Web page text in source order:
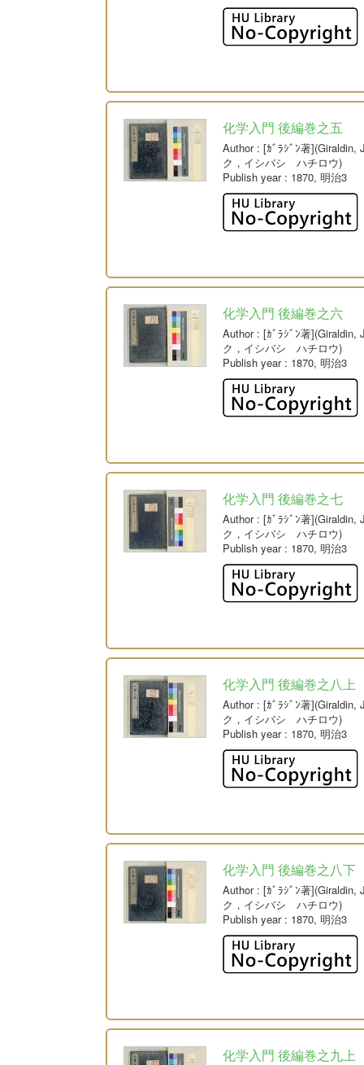
化学入門 後編巻之五
Author: [ｶﾞﾗｼﾞﾝ著](Giraldin,
ク，イシバシ ハチロウ)
Publish year: 1870, 明治3
化学入門 後編巻之六
Author: [ｶﾞﾗｼﾞﾝ著](Giraldin,
ク，イシバシ ハチロウ)
Publish year: 1870, 明治3
化学入門 後編巻之七
Author: [ｶﾞﾗｼﾞﾝ著](Giraldin,
ク，イシバシ ハチロウ)
Publish year: 1870, 明治3
化学入門 後編巻之八上
Author: [ｶﾞﾗｼﾞﾝ著](Giraldin,
ク，イシバシ ハチロウ)
Publish year: 1870, 明治3
化学入門 後編巻之八下
Author: [ｶﾞﾗｼﾞﾝ著](Giraldin,
ク，イシバシ ハチロウ)
Publish year: 1870, 明治3
化学入門 後編巻之九上